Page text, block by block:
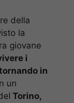
della
la
giovane
i
in
un
Torino,